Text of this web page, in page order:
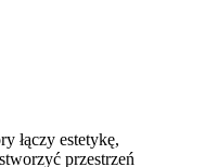
łączy estetykę,
przestrzeń